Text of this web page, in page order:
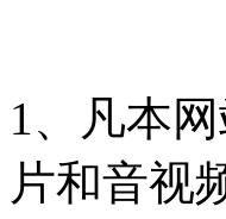
1、凡本
片和音视